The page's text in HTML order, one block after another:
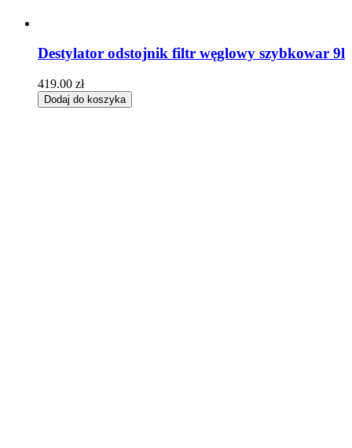
Destylator odstojnik filtr węglowy szybkowar 9l
419.00 zł
Dodaj do koszyka